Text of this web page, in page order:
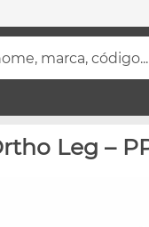
marca, código...
Leg –